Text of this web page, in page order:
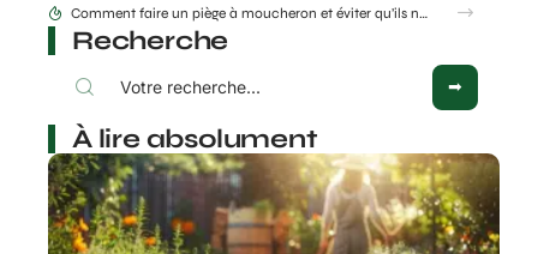
Comment faire un piège à moucheron et éviter qu’ils ne reviennent ensuite ?
Recherche
À lire absolument